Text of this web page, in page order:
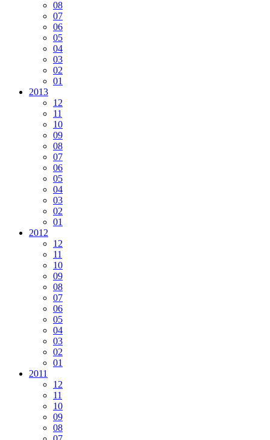
08
07
06
05
04
03
02
01
2013
12
11
10
09
08
07
06
05
04
03
02
01
2012
12
11
10
09
08
07
06
05
04
03
02
01
2011
12
11
10
09
08